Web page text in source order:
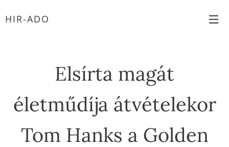
HIR-ADO
Elsírta magát
életműdíja átvételekor
Tom Hanks a Golden